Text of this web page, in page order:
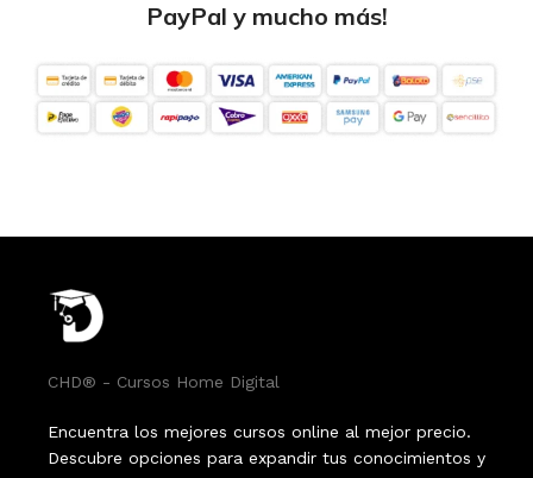
PayPal y mucho más!
CHD® - Cursos Home Digital
Encuentra los mejores cursos online al mejor precio.
Descubre opciones para expandir tus conocimientos y